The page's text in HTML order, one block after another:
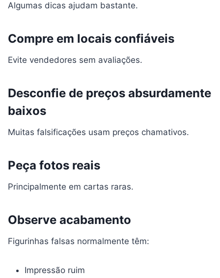
Algumas dicas ajudam bastante.
Compre em locais confiáveis
Evite vendedores sem avaliações.
Desconfie de preços absurdamente
baixos
Muitas falsificações usam preços chamativos.
Peça fotos reais
Principalmente em cartas raras.
Observe acabamento
Figurinhas falsas normalmente têm:
Impressão ruim